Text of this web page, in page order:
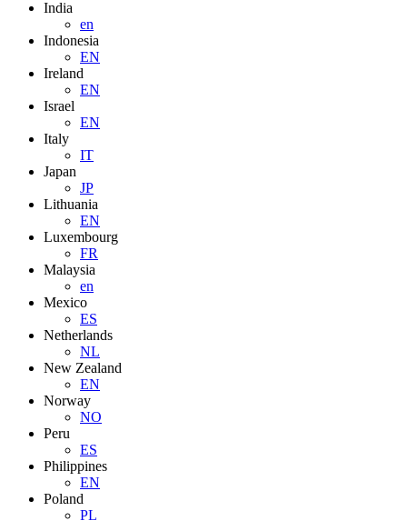
India
en
Indonesia
EN
Ireland
EN
Israel
EN
Italy
IT
Japan
JP
Lithuania
EN
Luxembourg
FR
Malaysia
en
Mexico
ES
Netherlands
NL
New Zealand
EN
Norway
NO
Peru
ES
Philippines
EN
Poland
PL